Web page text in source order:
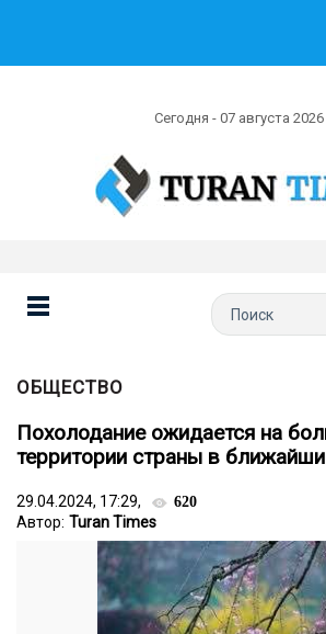
Сегодня - 07 августа 2026
ОБЩЕСТВО
Похолодание ожидается на
территории страны в
29.04.2024, 17:29, 620
Автор: Turan Times